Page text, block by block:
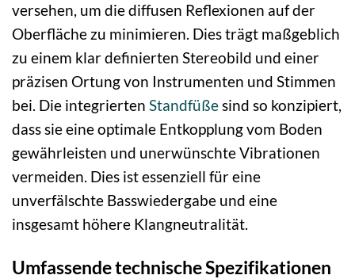
versehen, um die diffusen Reflexionen auf der
Oberfläche zu minimieren. Dies trägt maßgeblich
zu einem klar definierten Stereobild und einer
präzisen Ortung von Instrumenten und Stimmen
bei. Die integrierten Standfüßesind so konzipiert,
dass sie eine optimale Entkopplung vom Boden
gewährleisten und unerwünschte Vibrationen
vermeiden. Dies ist essenziell für eine
unverfälschte Basswiedergabe und eine
insgesamt höhere Klangneutralität.
Umfassende technische Spezifikationen